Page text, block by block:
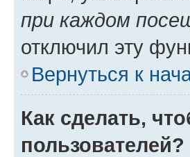
при каждом
отключил эту
Вернуться к
Как сделать,
пользователей?